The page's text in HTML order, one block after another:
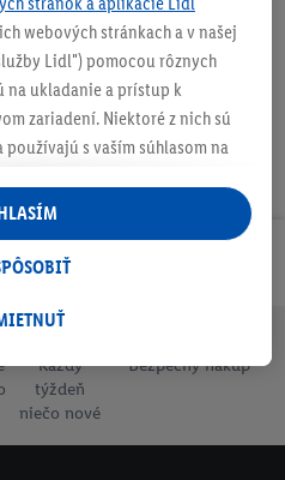
Newsletter!
Každý
týždeň
niečo nové
Bezpečný nákup
webových stránkach a v našej
Lidl") pomocou rôznych
ukladanie a prístup k
zariadení. Niektoré z nich sú
s vaším súhlasom na
služieb Lidl aj mimo nich. Ak
na tieto účely sa spracúvajú
v obchode.
alebo sa prihlásite do svojho
z e-mailovej adresy,
mohli rozpoznať v službách